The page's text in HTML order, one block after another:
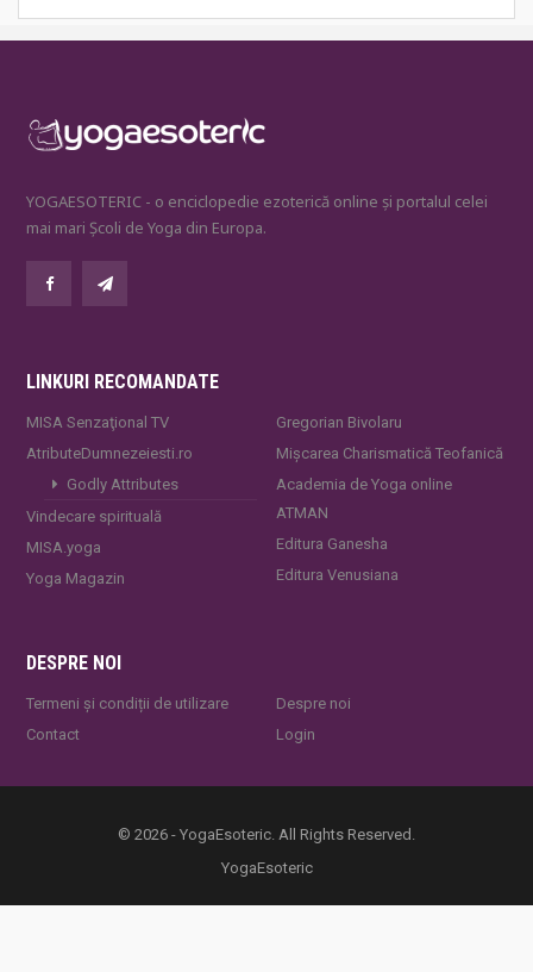
YOGAESOTERIC - o enciclopedie ezoterică online și portalul celei
mai mari Școli de Yoga din Europa.
LINKURI RECOMANDATE
MISA Senzaţional TV
AtributeDumnezeiesti.ro
Godly Attributes
Vindecare spirituală
MISA.yoga
Yoga Magazin
Gregorian Bivolaru
Mișcarea Charismatică Teofanică
Academia de Yoga online
ATMAN
Editura Ganesha
Editura Venusiana
DESPRE NOI
Termeni și condiții de utilizare
Contact
Despre noi
Login
© 2026 - YogaEsoteric. All Rights Reserved.
YogaEsoteric